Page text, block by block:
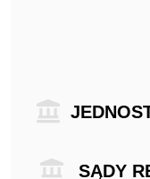
Jednostki
SądySĄDY